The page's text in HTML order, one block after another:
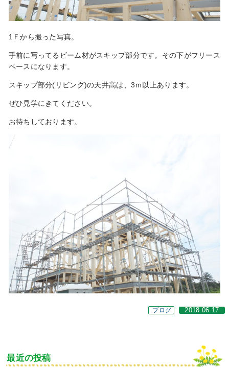
1Ｆから撮った写真。
手前に写ってるビーム材がスキップ部分です。その下がフリース
ペースになります。
スキップ部分(リビング)の天井高は、3ｍ以上あります。
ぜひ見学にきてください。
お待ちしております。
ブログ 2018.06.17
最近の投稿